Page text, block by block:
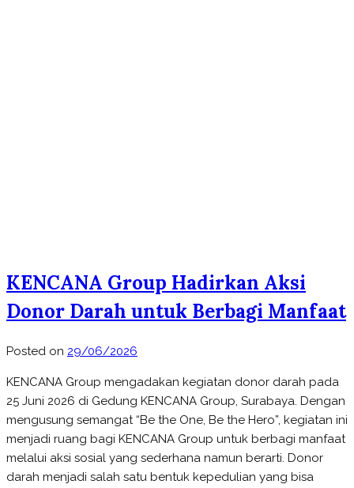
KENCANA Group Hadirkan Aksi
Donor Darah untuk Berbagi Manfaat
Posted on 29/06/2026
KENCANA Group mengadakan kegiatan donor darah pada
25 Juni 2026 di Gedung KENCANA Group, Surabaya. Dengan
mengusung semangat “Be the One, Be the Hero”, kegiatan ini
menjadi ruang bagi KENCANA Group untuk berbagi manfaat
melalui aksi sosial yang sederhana namun berarti. Donor
darah menjadi salah satu bentuk kepedulian yang bisa